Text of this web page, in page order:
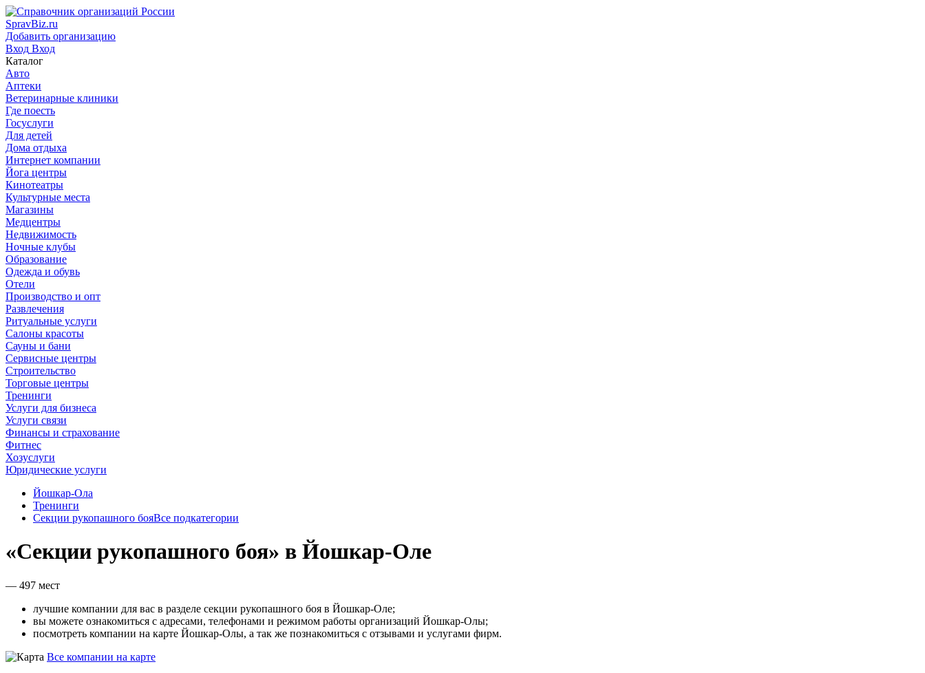
SpravBiz.ru
Добавить организацию
Вход Вход
Каталог
Авто
Аптеки
Ветеринарные клиники
Где поесть
Госуслуги
Для детей
Дома отдыха
Интернет компании
Йога центры
Кинотеатры
Культурные места
Магазины
Медцентры
Недвижимость
Ночные клубы
Образование
Одежда и обувь
Отели
Производство и опт
Развлечения
Ритуальные услуги
Салоны красоты
Сауны и бани
Сервисные центры
Строительство
Торговые центры
Тренинги
Услуги для бизнеса
Услуги связи
Финансы и страхование
Фитнес
Хозуслуги
Юридические услуги
Йошкар‑Ола
Тренинги
Секции рукопашного бояВсе подкатегории
«Секции рукопашного боя» в Йошкар‑Оле
— 497 мест
лучшие компании для вас в разделе секции рукопашного боя в Йошкар‑Оле;
вы можете ознакомиться с адресами, телефонами и режимом работы организаций Йошкар‑Олы;
посмотреть компании на карте Йошкар‑Олы, а так же познакомиться с отзывами и услугами фирм.
Все компании на карте